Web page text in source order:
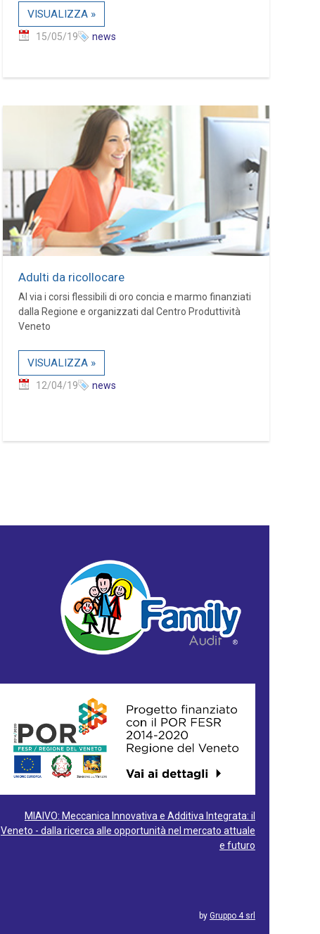
VISUALIZZA »
15/05/19 news
Adulti da ricollocare
Al via i corsi flessibili di oro concia e marmo finanziati
dalla Regione e organizzati dal Centro Produttività
Veneto
VISUALIZZA »
12/04/19 news
MIAIVO: Meccanica Innovativa e Additiva Integrata: il
Veneto - dalla ricerca alle opportunità nel mercato attuale
e futuro
by Gruppo 4 srl